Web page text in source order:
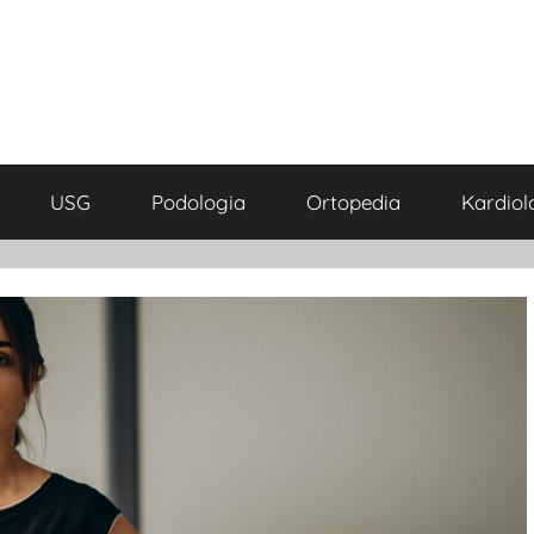
USG Podologia Ortopedia